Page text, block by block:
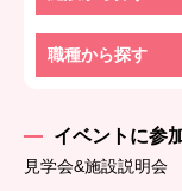
職種から探す
イベントに参
見学会&施設説明会